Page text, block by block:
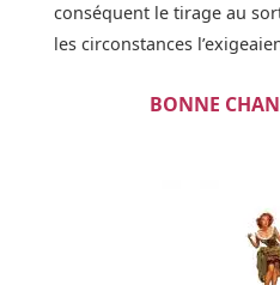
conséquent le tirage au
les circonstances
BONNE